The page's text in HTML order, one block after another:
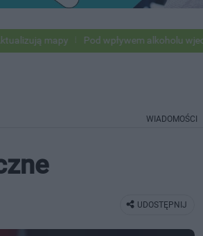
Pod wpływem alkoholu wjechał pod
WIADOMOŚCI
UDOSTĘPNIJ